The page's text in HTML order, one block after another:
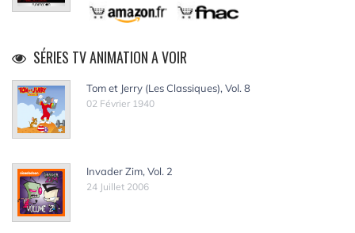
SÉRIES TV ANIMATION A VOIR
Tom et Jerry (Les Classiques), Vol. 8
02 Février 1940
Invader Zim, Vol. 2
24 Juillet 2006